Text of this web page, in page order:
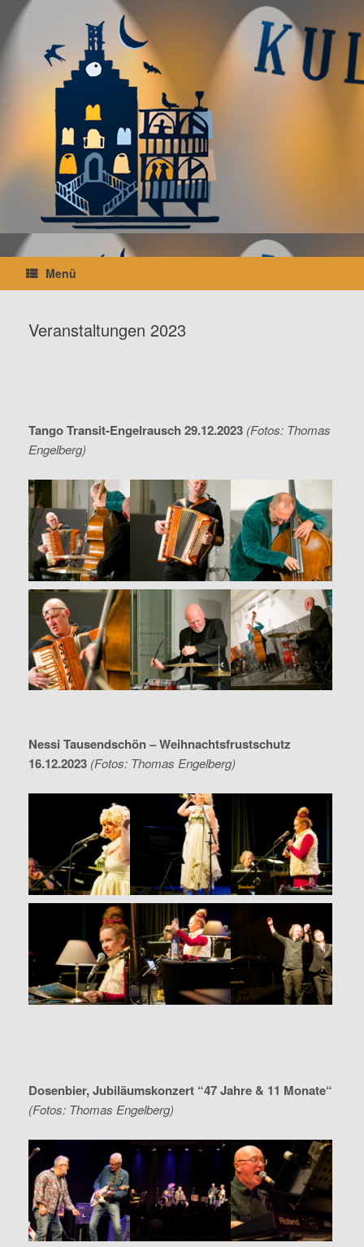
Inhalt
springen
Menü
Veranstaltungen 2023
Tango Transit-Engelrausch 29.12.2023 (Fotos: Thomas
Engelberg)
Nessi Tausendschön – Weihnachtsfrustschutz
16.12.2023 (Fotos: Thomas Engelberg)
Dosenbier, Jubiläumskonzert “47 Jahre & 11 Monate“
(Fotos: Thomas Engelberg)